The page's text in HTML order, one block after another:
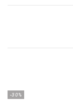
-30%